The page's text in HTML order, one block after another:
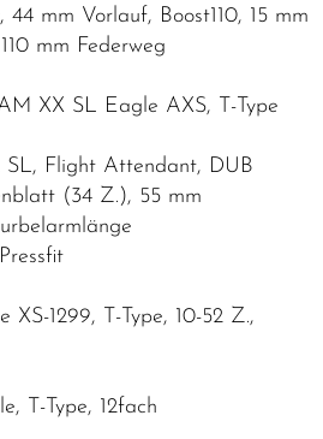
44 mm Vorlauf, Boost110, 15 mm
mm Federweg
XX SL Eagle AXS, T-Type
SL, Flight Attendant, DUB
(34 Z.), 55 mm
XS-1299, T-Type, 10-52 Z.,
T-Type, 12fach